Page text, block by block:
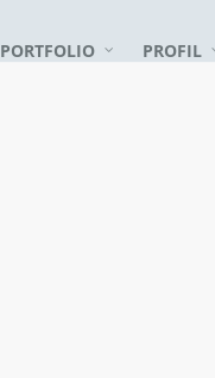
PORTFOLIO PROFIL